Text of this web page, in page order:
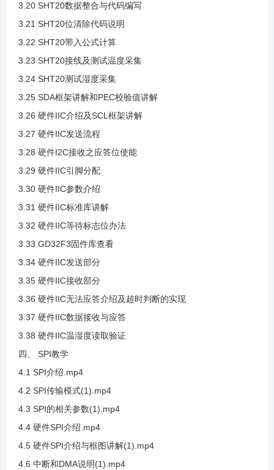
3.9 IIC通信过程
3.10 IIC读写时序案例
3.11 创建IIC模板工程
3.12 新文件导入工程
3.13 引脚分配
3.14 引脚配置与开漏输出模式介绍
3.19 SHT20数据换算说明(1)
3.20 SHT20数据整合与代码编写
3.21 SHT20位清除代码说明
3.20 SHT20数据整合与代码编写
3.21 SHT20位清除代码说明
3.22 SHT20带入公式计算
3.23 SHT20接线及测试温度采集
3.24 SHT20测试湿度采集
3.25 SDA框架讲解和PEC校验值讲解
3.26 硬件IIC介绍及SCL框架讲解
3.27 硬件IIC发送流程
3.28 硬件I2C接收之应答位使能
3.29 硬件IIC引脚分配
3.30 硬件IIC参数介绍
3.31 硬件IIC标准库讲解
3.32 硬件IIC等待标志位办法
3.33 GD32F3固件库查看
3.34 硬件IIC发送部分
3.35 硬件IIC接收部分
3.36 硬件IIC无法应答介绍及超时判断的实现
3.37 硬件IIC数据接收与应答
3.38 硬件IIC温湿度读取验证
四、 SPI教学
4.1 SPI介绍.mp4
4.2 SPI传输模式(1).mp4
4.3 SPI的相关参数(1).mp4
4.4 硬件SPI介绍.mp4
4.5 硬件SPI介绍与框图讲解(1).mp4
4.6 中断和DMA说明(1).mp4